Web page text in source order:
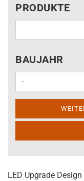
PRODUKTE
PRODUKTE
BAUJAHR
BAUJAHR
LED Upgrade